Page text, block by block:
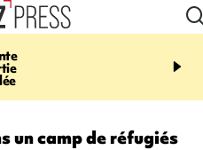
20:44
rouée de coups,
un camp de réfugiés